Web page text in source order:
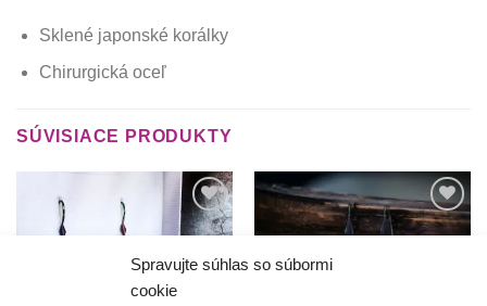
Spravujte súhlas so súbormi
cookie
Sklené japonské korálky
Chirurgická oceľ
SÚVISIACE PRODUKTY
Túto
si prosím
Túto